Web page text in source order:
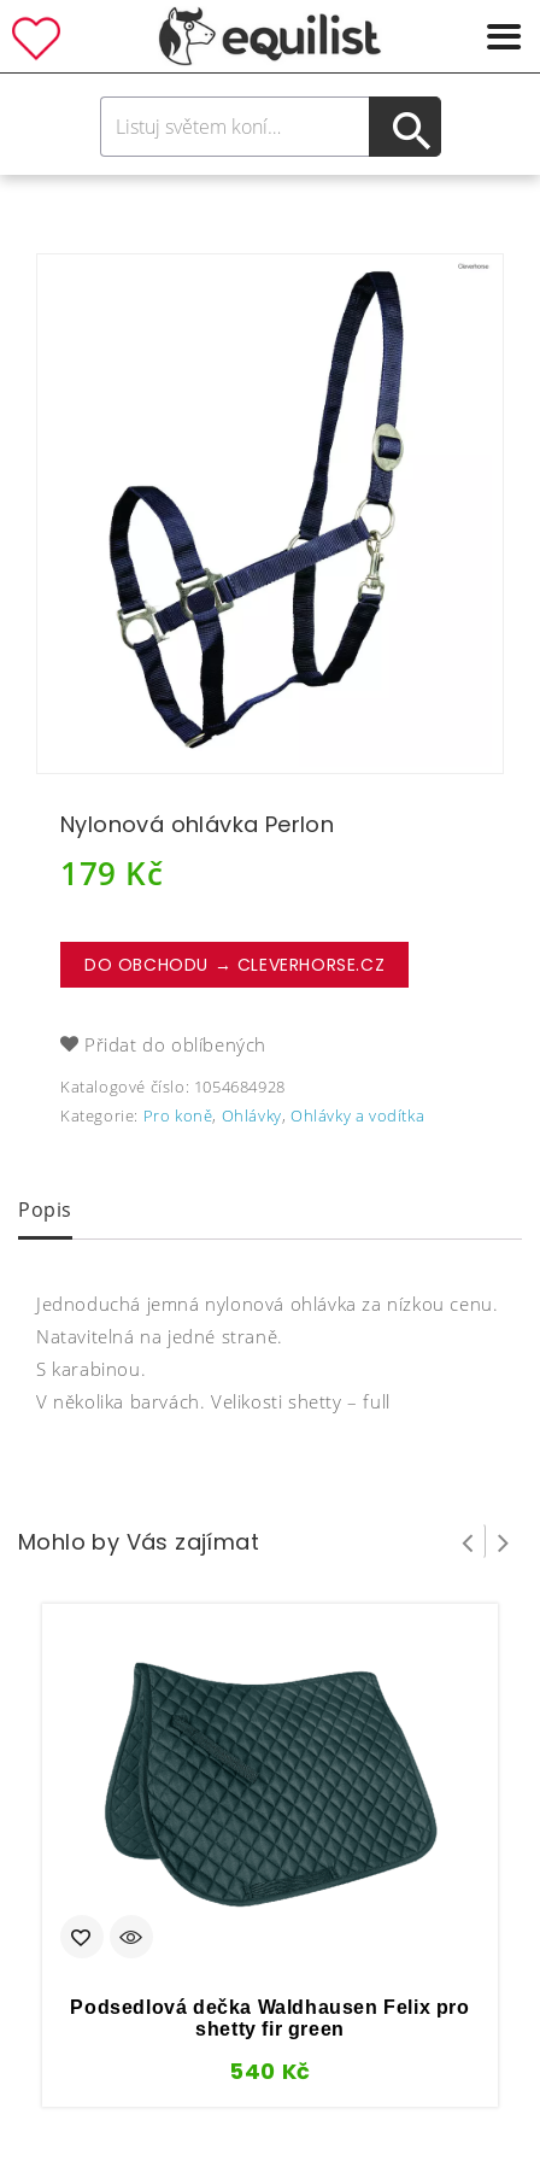
Nylonová ohlávka Perlon
179 Kč
DO OBCHODU → CLEVERHORSE.CZ
Přidat do oblíbených
Katalogové číslo: 1054684928
Kategorie: Pro koně, Ohlávky,Ohlávky a vodítka
Popis
Jednoduchá jemná nylonová ohlávka za nízkou cenu.
Natavitelná na jedné straně.
S karabinou.
V několika barvách. Velikosti shetty – full
Mohlo by Vás zajímat
Podsedlová dečka Waldhausen Felix pro
shetty fir green
540 Kč